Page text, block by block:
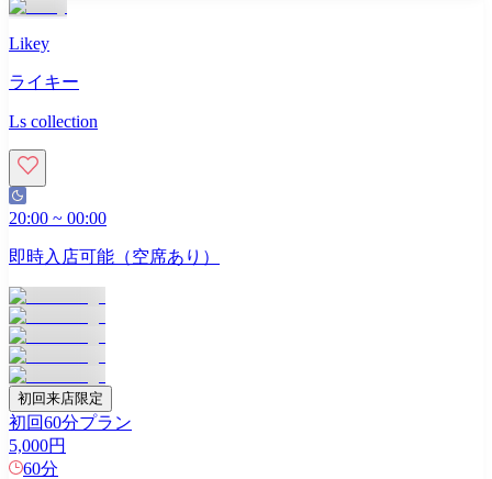
Likey
ライキー
Ls collection
20:00 ~ 00:00
即時入店可能（空席あり）
初回来店限定
初回60分プラン
5,000円
60分